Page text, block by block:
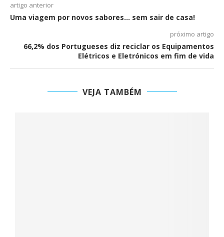
artigo anterior
Uma viagem por novos sabores… sem sair de casa!
próximo artigo
66,2% dos Portugueses diz reciclar os Equipamentos
Elétricos e Eletrónicos em fim de vida
VEJA TAMBÉM